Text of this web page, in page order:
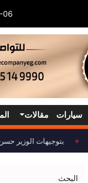
PM
سيارات مقالات
◈ بتوجيهات الوزير
البحث